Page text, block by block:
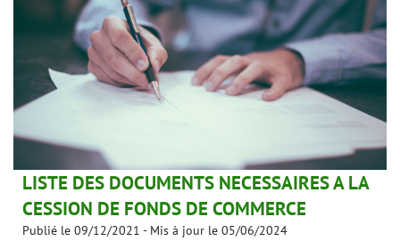
LISTE DES DOCUMENTS NECESSAIRES A LA
CESSION DE FONDS DE COMMERCE
Publié le 09/12/2021 - Mis à jour le 05/06/2024